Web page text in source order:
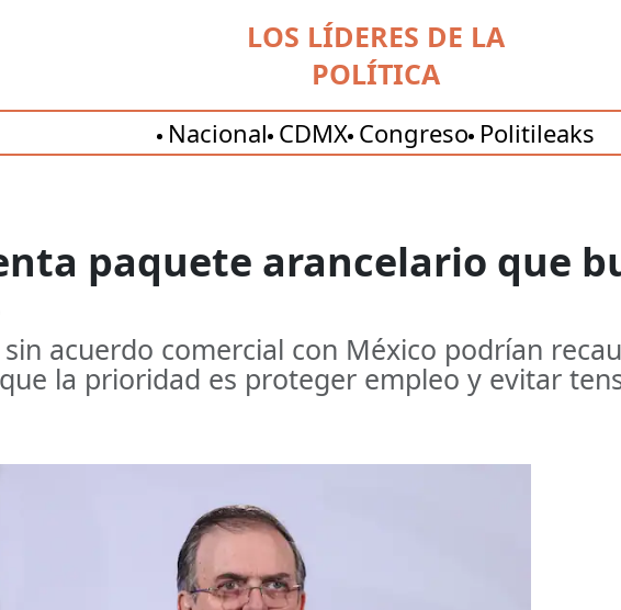
LOS LÍDERES DE LA
POLÍTICA
Nacional CDMX Congreso Politileaks
paquete arancelario que
acuerdo comercial con México podrían
la prioridad es proteger empleo y evitar